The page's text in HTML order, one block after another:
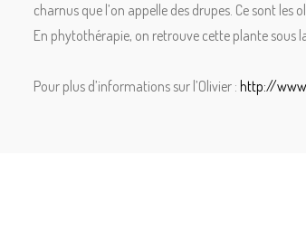
charnus que l’on appelle des drupes. Ce sont
En phytothérapie, on retrouve cette plante sous
Pour plus d’informations sur l’Olivier : http://